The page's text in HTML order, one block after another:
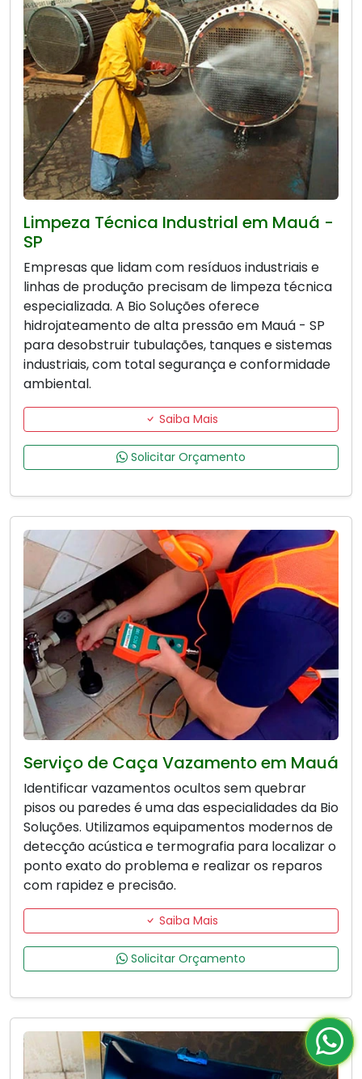
Limpeza Técnica Industrial em Mauá -
SP
Empresas que lidam com resíduos industriais e
linhas de produção precisam de limpeza técnica
especializada. A Bio Soluções oferece
hidrojateamento de alta pressão em Mauá - SP
para desobstruir tubulações, tanques e sistemas
industriais, com total segurança e conformidade
ambiental.
Saiba Mais
Solicitar Orçamento
Serviço de Caça Vazamento em Mauá
Identificar vazamentos ocultos sem quebrar
pisos ou paredes é uma das especialidades da Bio
Soluções. Utilizamos equipamentos modernos de
detecção acústica e termografia para localizar o
ponto exato do problema e realizar os reparos
com rapidez e precisão.
Saiba Mais
Solicitar Orçamento